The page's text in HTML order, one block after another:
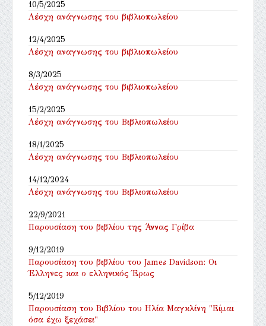
10/5/2025
Λέσχη ανάγνωσης του βιβλιοπωλείου
12/4/2025
Λέσχη αναγνωσης του βιβλιοπωλείου
8/3/2025
Λέσχη ανάγνωσης του βιβλιοπωλείου
15/2/2025
Λέσχη ανάγνωσης του Βιβλιοπωλείου
18/1/2025
Λέσχη ανάγνωσης του Βιβλιοπωλείου
14/12/2024
Λέσχη ανάγνωσης του Βιβλιοπωλείου
22/9/2021
Παρουσίαση του βιβλίου της Άννας Γρίβα
9/12/2019
Παρουσίαση του βιβλίου του James Davidson: Οι
Έλληνες και ο ελληνικός Έρως
5/12/2019
Παρουσίαση του Βιβλίου του Ηλία Μαγκλίνη "Είμαι
όσα έχω ξεχάσει"